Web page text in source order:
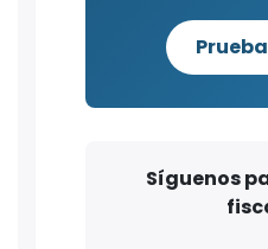
Síguenos